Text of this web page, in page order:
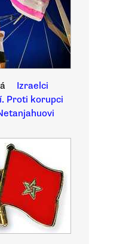
Izraelci
Proti korupci